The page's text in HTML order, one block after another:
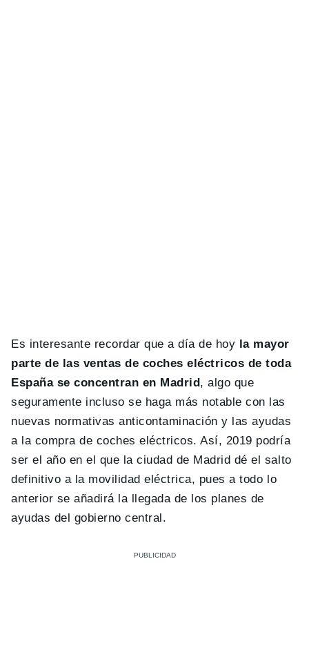
Es interesante recordar que a día de hoy la mayor
parte de las ventas de coches eléctricos de toda
España se concentran en Madrid , algo que
seguramente incluso se haga más notable con las
nuevas normativas anticontaminación y las ayudas
a la compra de coches eléctricos. Así, 2019 podría
ser el año en el que la ciudad de Madrid dé el salto
definitivo a la movilidad eléctrica, pues a todo lo
anterior se añadirá la llegada de los planes de
ayudas del gobierno central.